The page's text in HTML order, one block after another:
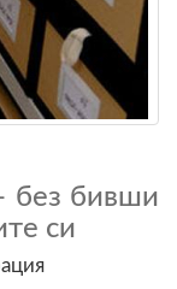
без бивши
си